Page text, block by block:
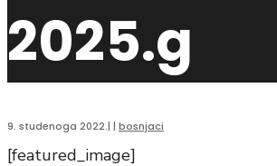
2025.g
9. studenoga 2022.| | bosnjaci
[featured_image]